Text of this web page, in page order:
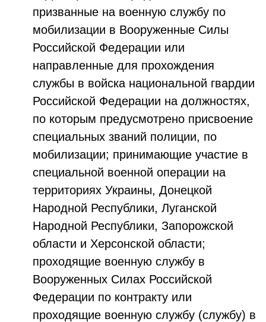
призванные на военную службу по
мобилизации в Вооруженные Силы
Российской Федерации или
направленные для прохождения
службы в войска национальной гвардии
Российской Федерации на должностях,
по которым предусмотрено присвоение
специальных званий полиции, по
мобилизации; принимающие участие в
специальной военной операции на
территориях Украины, Донецкой
Народной Республики, Луганской
Народной Республики, Запорожской
области и Херсонской области;
проходящие военную службу в
Вооруженных Силах Российской
Федерации по контракту или
проходящие военную службу (службу) в